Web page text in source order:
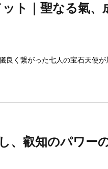
ト｜聖なる氣、
良く繋がった七人の宝石天使
、叡知のパワー